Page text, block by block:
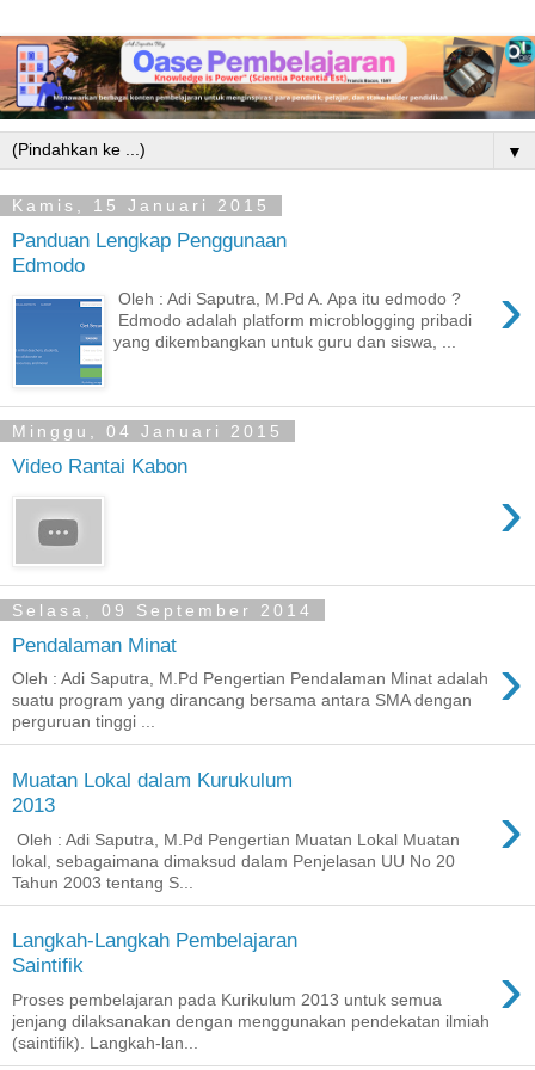
▼
Kamis, 15 Januari 2015
Panduan Lengkap Penggunaan
Edmodo
›
Oleh : Adi Saputra, M.Pd A. Apa itu edmodo ?
Edmodo adalah platform microblogging pribadi
yang dikembangkan untuk guru dan siswa, ...
Minggu, 04 Januari 2015
Video Rantai Kabon
›
Selasa, 09 September 2014
Pendalaman Minat ›
Oleh : Adi Saputra, M.Pd Pengertian Pendalaman Minat adalah
suatu program yang dirancang bersama antara SMA dengan
perguruan tinggi ...
Muatan Lokal dalam Kurukulum
2013
›
Oleh : Adi Saputra, M.Pd Pengertian Muatan Lokal Muatan
lokal, sebagaimana dimaksud dalam Penjelasan UU No 20
Tahun 2003 tentang S...
Langkah-Langkah Pembelajaran
Saintifik
›
Proses pembelajaran pada Kurikulum 2013 untuk semua
jenjang dilaksanakan dengan menggunakan pendekatan ilmiah
(saintifik). Langkah-lan...